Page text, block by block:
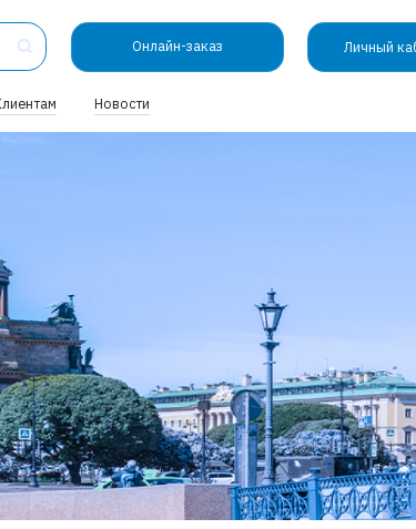
Онлайн-заказ Личный
Новости